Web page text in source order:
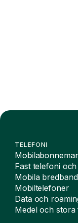
TELEFONI
Fast telefoni
Mobila bredband
Mobiltelefoner
Data och
Medel och stora